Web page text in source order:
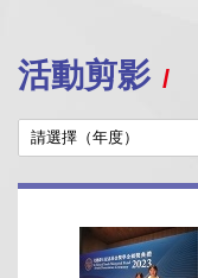
活動剪影